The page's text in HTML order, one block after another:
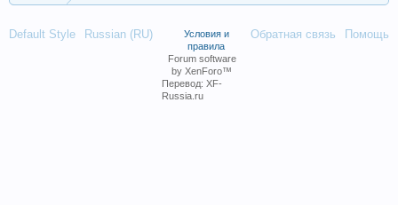
Default Style Russian (RU) Обратная связь Помощь
Условия и
правила
Forum software
by XenForo™
Перевод: XF-
Russia.ru